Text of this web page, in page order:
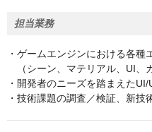
担当業務
・ゲームエンジンにおける各
（シーン、マテリアル、UI、
・開発者のニーズを踏まえた
・技術課題の調査／検証、新技